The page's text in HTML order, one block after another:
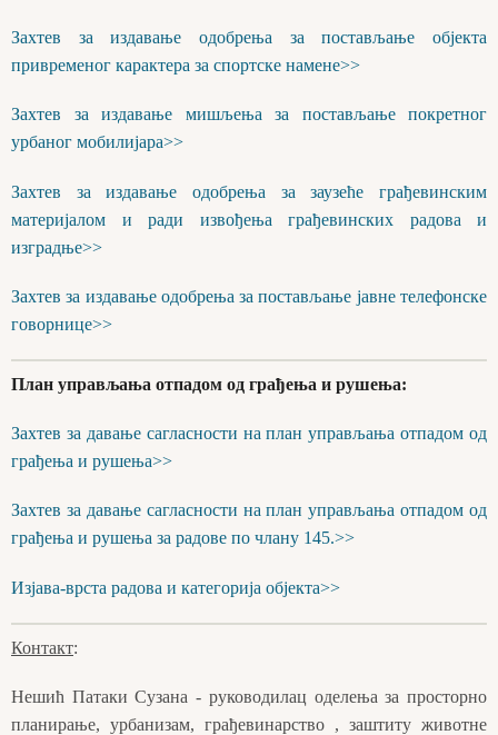
Захтев за издавање одобрења за постављање објекта
привременог карактера за спортске намене>>
Захтев за издавање мишљења за постављање покретног
урбаног мобилијара>>
Захтев за издавање одобрења за заузеће грађевинским
материјалом и ради извођења грађевинских радова и
изградње>>
Захтев за издавање одобрења за постављање јавне телефонске
говорнице>>
План управљања отпадом од грађења и рушења:
Захтев за давање сагласности на план управљања отпадом од
грађења и рушења>>
Захтев за давање сагласности на план управљања отпадом од
грађења и рушења за радове по члану 145.>>
Изјава-врста радова и категорија објекта>>
Контакт:
Нешић Патаки Сузана - руководилац оделења за просторно
планирање, урбанизам, грађевинарство , заштиту животне